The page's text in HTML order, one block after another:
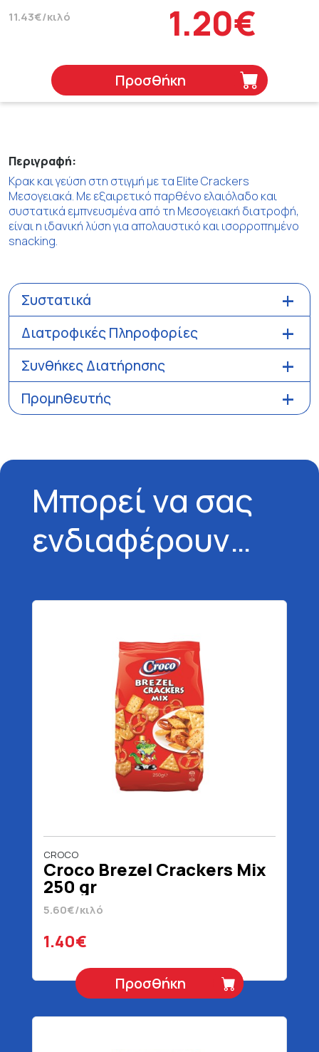
11.43€/κιλό 1.20€
Προσθήκη
Περιγραφή:
Κρακ και γεύση στη στιγμή με τα Elite Crackers
Μεσογειακά. Με εξαιρετικό παρθένο ελαιόλαδο και
συστατικά εμπνευσμένα από τη Μεσογειακή διατροφή,
είναι η ιδανική λύση για απολαυστικό και ισορροπημένο
snacking.
Συστατικά
Διατροφικές Πληροφορίες
Συνθήκες Διατήρησης
Προμηθευτής
Μπορεί να σας
ενδιαφέρουν…
CROCO
Croco Brezel Crackers Mix
250 gr
5.60€/κιλό
1.40€
Προσθήκη